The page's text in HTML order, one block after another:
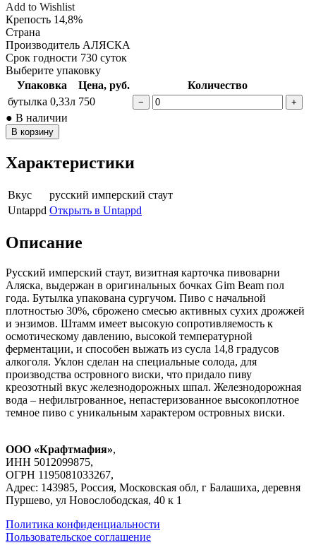
Add to Wishlist
Крепость 14,8%
Страна
Производитель AЛЯСКА
Срок годности 730 суток
Выберите упаковку
Упаковка
Цена, руб.
Количество
бутылка 0,33л 750 − +
● В наличии
В корзину
Характеристики
Вкус
русский имперский стаут
Untappd Открыть в Untappd
Описание
Русский имперский стаут, визитная карточка пивоварни
Аляска, выдержан в оригинальных бочках Gim Beam пол
года. Бутылка упакована сургучом. Пиво с начальной
плотностью 30%, сброжено смесью активных сухих дрожжей
и энзимов. Штамм имеет высокую сопротивляемость к
осмотическому давлению, высокой температурной
ферментации, и способен выжать из сусла 14,8 градусов
алкоголя. Уклон сделан на специальные солода, для
производства островного виски, что придало пиву
креозотный вкус железнодорожных шпал. Железнодорожная
вода – нефильтрованное, непастеризованное высокоплотное
темное пиво с уникальным характером островных виски.
ООО «Крафтмафия»,
ИНН 5012099875,
ОГРН 1195081033267,
Адрес: 143985, Россия, Московская обл, г Балашиха, деревня
Пуршево, ул Новослободская, 40 к 1
Политика конфиденциальности
Пользовательское соглашение